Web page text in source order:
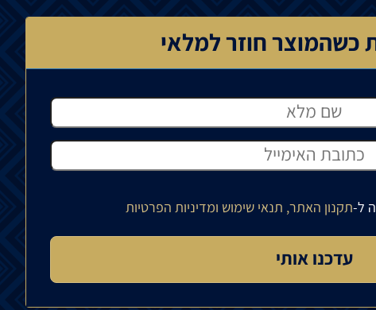
כשהמוצר חוזר למלאי
ל-תקנון האתר, תנאי שימוש ומדיניות הפרטיות